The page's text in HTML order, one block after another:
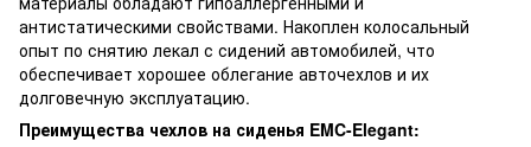
антистатическими свойствами. Накоплен колосальный
опыт по снятию лекал с сидений автомобилей, что
обеспечивает хорошее облегание авточехлов и их
долговечную эксплуатацию.
Преимущества чехлов на сиденья EMC-Elegant: